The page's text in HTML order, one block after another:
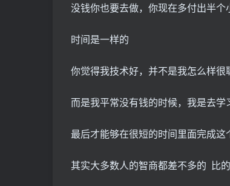
没钱你也要去做，你现在多付出半
时间是一样的
你觉得我技术好，并不是我怎么样
而是我平常没有钱的时候，我是去
最后才能够在很短的时间里面完成这
其实大多数人的智商都差不多的 比